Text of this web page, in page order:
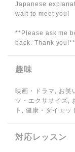
Japanese
wait to meet you!
**Please ask me
back. Thank you!**
趣味
映画・ドラマ, お笑
ツ・エクササイズ,
ト, 健康・ダイエッ
対応レッスン